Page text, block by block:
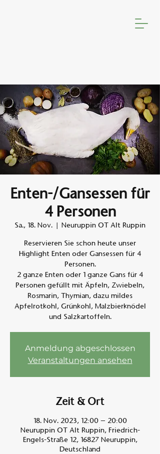
Enten-/Gansessen für
4 Personen
Sa., 18. Nov.
  |
Neuruppin OT Alt Ruppin
Reservieren Sie schon heute unser
Highlight Enten oder Gansessen für 4
Personen.
2 ganze Enten oder 1 ganze Gans für 4
Personen gefüllt mit Äpfeln, Zwiebeln,
Rosmarin, Thymian, dazu mildes
Apfelrotkohl, Grünkohl, Malzbierknödel
und Salzkartoffeln.
Anmeldung abgeschlossen
Veranstaltungen ansehen
Zeit & Ort
18. Nov. 2023, 12:00 – 20:00
Neuruppin OT Alt Ruppin, Friedrich-
Engels-Straße 12, 16827 Neuruppin,
Deutschland